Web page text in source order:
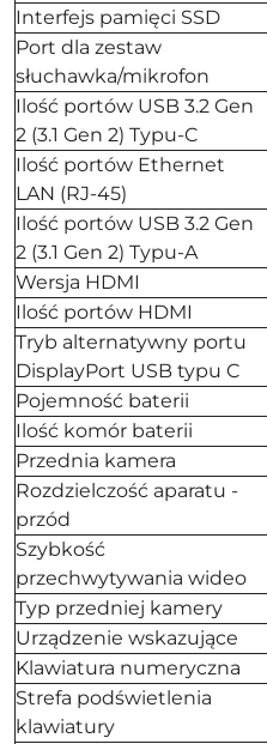
Interfejs pamięci SSD
Port dla zestaw
słuchawka/mikrofon
Ilość portów USB 3.2 Gen
2 (3.1 Gen 2) Typu-C
Ilość portów Ethernet
LAN (RJ-45)
Ilość portów USB 3.2 Gen
2 (3.1 Gen 2) Typu-A
Wersja HDMI
Ilość portów HDMI
Tryb alternatywny portu
DisplayPort USB typu C
Pojemność baterii
Ilość komór baterii
Przednia kamera
Rozdzielczość aparatu -
przód
Szybkość
przechwytywania wideo
Typ przedniej kamery
Urządzenie wskazujące
Klawiatura numeryczna
Strefa podświetlenia
klawiatury